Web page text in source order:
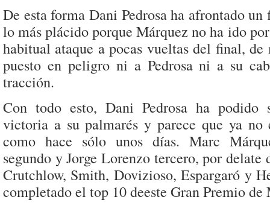
De esta forma Dani Pedrosa ha afrontado
lo más plácido porque Márquez no ha ido
habitual ataque a pocas vueltas del final, de
puesto en peligro ni a Pedrosa ni a su
tracción.
Con todo esto, Dani Pedrosa ha podido
victoria a su palmarés y parece que ya no
como hace sólo unos días. Marc
segundo y Jorge Lorenzo tercero, por delate
Crutchlow, Smith, Dovizioso, Espargaró y
completado el top 10 deeste Gran Premio de